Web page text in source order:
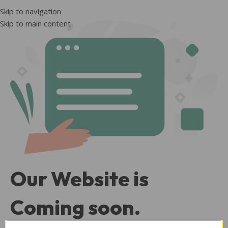
Skip to navigation
Skip to main content
Our Website is
Coming soon.